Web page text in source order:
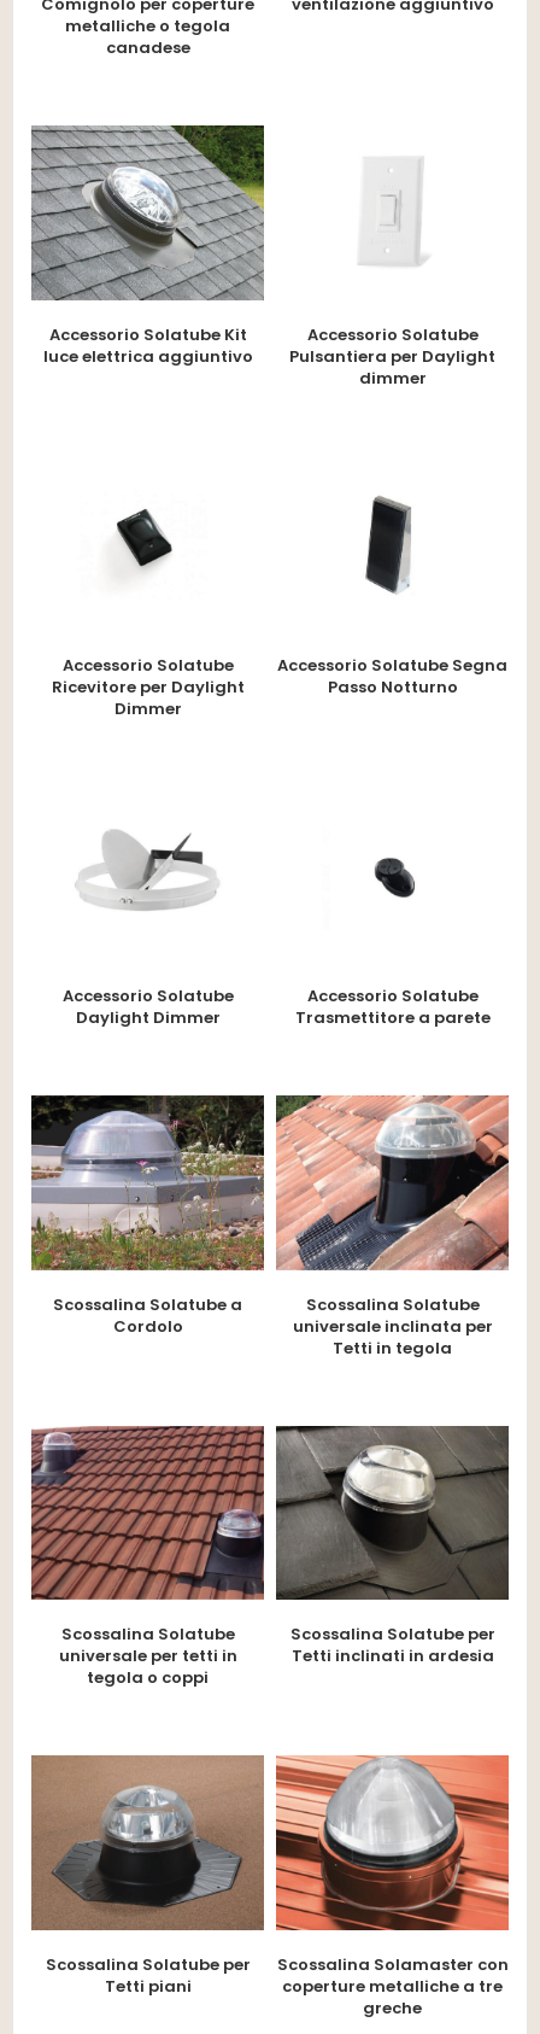
Comignolo per coperture
metalliche o tegola
canadese
ventilazione aggiuntivo
Accessorio Solatube Kit
luce elettrica aggiuntivo
Accessorio Solatube
Pulsantiera per Daylight
dimmer
Accessorio Solatube
Ricevitore per Daylight
Dimmer
Accessorio Solatube Segna
Passo Notturno
Accessorio Solatube
Daylight Dimmer
Accessorio Solatube
Trasmettitore a parete
Scossalina Solatube a
Cordolo
Scossalina Solatube
universale inclinata per
Tetti in tegola
Scossalina Solatube
universale per tetti in
tegola o coppi
Scossalina Solatube per
Tetti inclinati in ardesia
Scossalina Solatube per
Tetti piani
Scossalina Solamaster con
coperture metalliche a tre
greche